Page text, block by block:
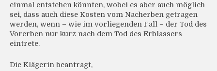
einmal entstehen könnten, wobei es aber auch möglich
sei, dass auch diese Kosten vom Nacherben getragen
werden, wenn – wie im vorliegenden Fall – der Tod des
Vorerben nur kurz nach dem Tod des Erblassers
eintrete.
Die Klägerin beantragt,